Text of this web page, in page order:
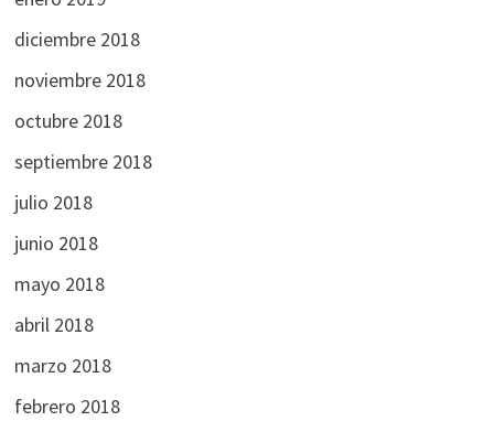
diciembre 2018
noviembre 2018
octubre 2018
septiembre 2018
julio 2018
junio 2018
mayo 2018
abril 2018
marzo 2018
febrero 2018